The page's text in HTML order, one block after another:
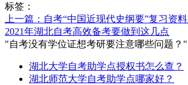
标签：
上一篇：自考“中国近现代史纲要”复习资
2021年湖北自考高效备考要做到这几点
"自考没有学位证想考研要注意哪些问题？
湖北大学自考助学点授权书怎么查？
湖北师范大学自考助学点哪家好？